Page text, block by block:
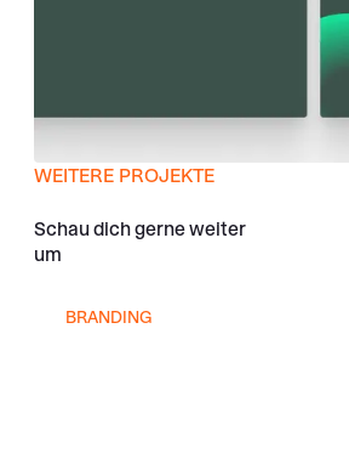
WEITERE PROJEKTE
Schau dich gerne weiter
um
BRANDING
Projekt ansehen